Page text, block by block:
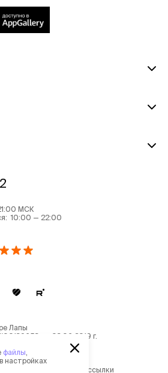
МСК
10:00 — 22:00
Лапы
от 03.06.2019 г.
данных
данных
и рекламной рассылки
файлы
настройках